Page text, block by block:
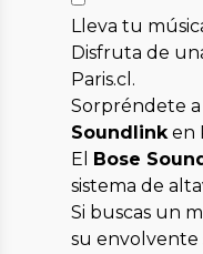
Lleva tu
Disfruta de
Paris.cl.
Sorpréndete
Soundlinken
El
Bose
sistema de
Si buscas un
su envolvente